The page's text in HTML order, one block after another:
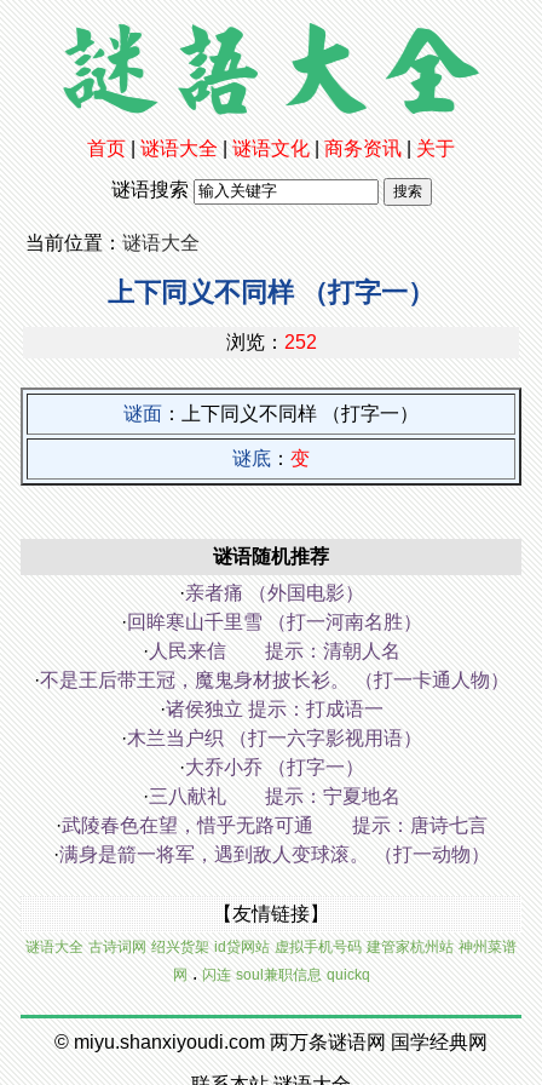
首页 谜语大全 谜语文化 商务资讯
关于
谜语搜索
当前位置： 谜语大全
上下同义不同样 （打字一）
浏览： 252
谜面 ：上下同义不同样 （打字一）
谜底 ： 变
谜语随机推荐
·亲者痛 （外国电影）
·回眸寒山千里雪 （打一河南名胜）
· 人民来信 提示：清朝人名
·不是王后带王冠，魔鬼身材披长衫。 （打一卡通人物）
·诸侯独立 提示：打成语一
·木兰当户织 （打一六字影视用语）
·大乔小乔 （打字一）
·三八献礼 提示：宁夏地名
·武陵春色在望，惜乎无路可通 提示：唐诗七言
·满身是箭一将军，遇到敌人变球滚。 （打一动物）
【友情链接】
谜语大全 古诗词网 绍兴货架 id贷网站 虚拟手机号码 建管家杭州站 神州菜谱
网 . 闪连 soul兼职信息 quickq
© miyu.shanxiyoudi.com 两万条谜语网 国学经典网